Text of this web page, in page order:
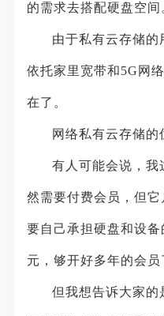
的需求去搭配硬盘空间
由于私有云存储的
依托家里宽带和5G网
在了。
网络私有云存储的
有人可能会说，我
然需要付费会员，但
要自己承担硬盘和设
元，够开好多年的会员
但我想告诉大家的